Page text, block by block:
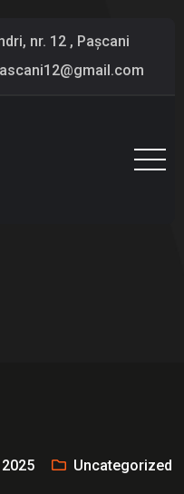
nr. 12 , Pașcani
Uncategorized